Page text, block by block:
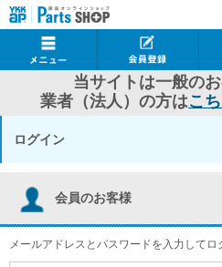
当サイトは一般のお
業者（法人）の方はこ
ログイン
会員のお客様
メールアドレスとパスワードを入力してロ